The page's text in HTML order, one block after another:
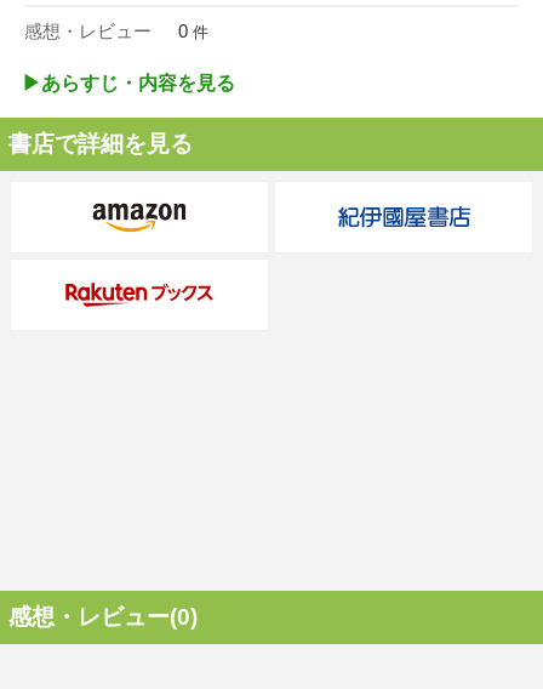
感想・レビュー 0 件
▶︎あらすじ・内容を見る
書店で詳細を見る
感想・レビュー(0)